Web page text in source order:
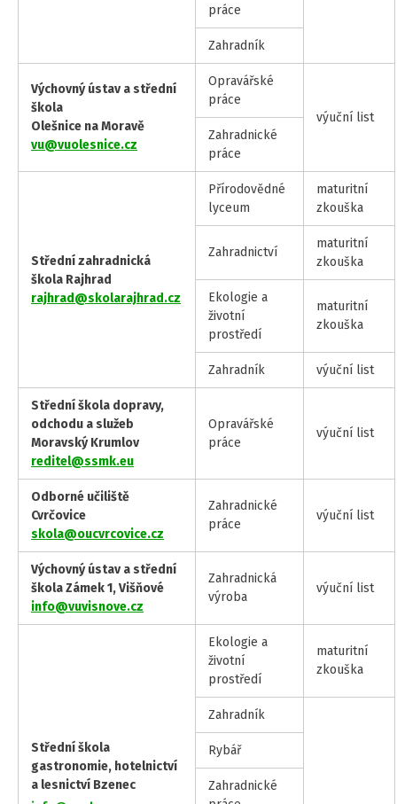
práce
Zahradník
Výchovný ústav a střední
škola
Olešnice na Moravě
vu@vuolesnice.cz
Opravářské
práce
výuční list
Zahradnické
práce
Střední zahradnická
škola Rajhrad
rajhrad@skolarajhrad.cz
Přírodovědné
lyceum
maturitní
zkouška
Zahradnictví
maturitní
zkouška
Ekologie a
životní
prostředí
maturitní
zkouška
Zahradník výuční list
Střední škola dopravy,
odchodu a služeb
Moravský Krumlov
reditel@ssmk.eu
Opravářské
práce
výuční list
Odborné učiliště
Cvrčovice
skola@oucvrcovice.cz
Zahradnické
práce
výuční list
Výchovný ústav a střední
škola Zámek 1, Višňové
info@vuvisnove.cz
Zahradnická
výroba
výuční list
Střední škola
gastronomie, hotelnictví
a lesnictví Bzenec
Ekologie a
životní
prostředí
maturitní
zkouška
Zahradník
Rybář
Zahradnické